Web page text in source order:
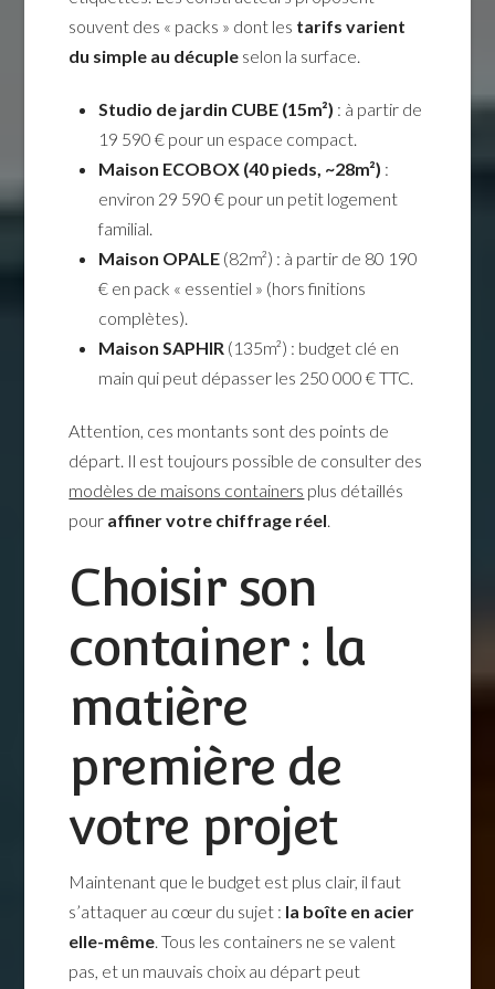
souvent des « packs » dont les tarifs varient
du simple au décuple selon la surface.
Studio de jardin CUBE (15m²) : à partir de
19 590 € pour un espace compact.
Maison ECOBOX (40 pieds, ~28m²) :
environ 29 590 € pour un petit logement
familial.
Maison OPALE(82m²) : à partir de 80 190
€ en pack « essentiel » (hors finitions
complètes).
Maison SAPHIR(135m²) : budget clé en
main qui peut dépasser les 250 000 € TTC.
Attention, ces montants sont des points de
départ. Il est toujours possible de consulter des
modèles de maisons containers plus détaillés
pour affiner votre chiffrage réel.
Choisir son
container : la
matière
première de
votre projet
Maintenant que le budget est plus clair, il faut
s’attaquer au cœur du sujet : la boîte en acier
elle-même. Tous les containers ne se valent
pas, et un mauvais choix au départ peut